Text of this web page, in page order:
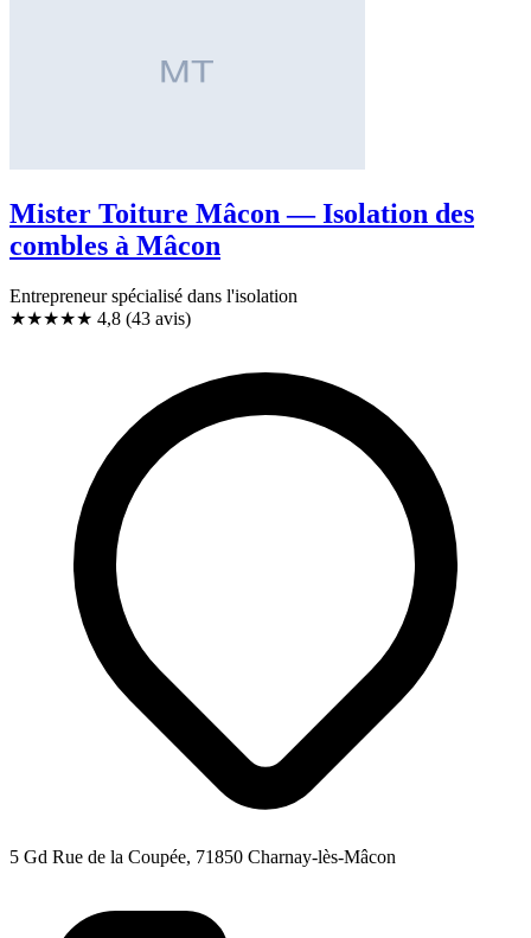
Mister Toiture Mâcon — Isolation des
combles à Mâcon
Entrepreneur spécialisé dans l'isolation
★★★★★ 4,8 (43 avis)
5 Gd Rue de la Coupée, 71850 Charnay-lès-Mâcon